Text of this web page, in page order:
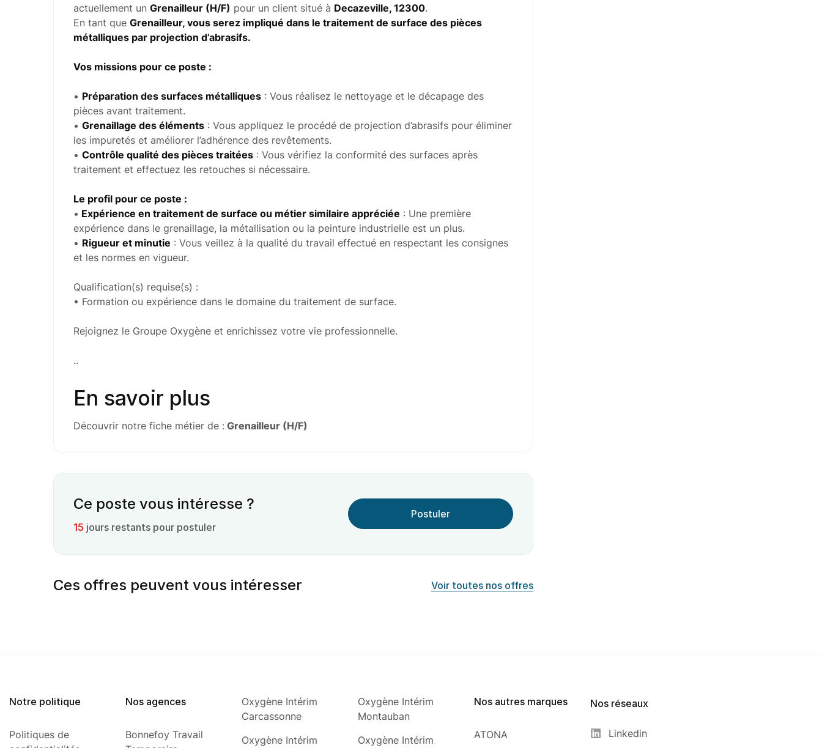
actuellement un Grenailleur (H/F) pour un client situé à Decazeville, 12300.
En tant que Grenailleur, vous serez impliqué dans le traitement de surface des pièces
métalliques par projection d’abrasifs.
Vos missions pour ce poste :
• Préparation des surfaces métalliques : Vous réalisez le nettoyage et le décapage des
pièces avant traitement.
• Grenaillage des éléments : Vous appliquez le procédé de projection d’abrasifs pour éliminer
les impuretés et améliorer l’adhérence des revêtements.
• Contrôle qualité des pièces traitées : Vous vérifiez la conformité des surfaces après
traitement et effectuez les retouches si nécessaire.
Le profil pour ce poste :
• Expérience en traitement de surface ou métier similaire appréciée : Une première
expérience dans le grenaillage, la métallisation ou la peinture industrielle est un plus.
• Rigueur et minutie : Vous veillez à la qualité du travail effectué en respectant les consignes
et les normes en vigueur.
Qualification(s) requise(s) :
• Formation ou expérience dans le domaine du traitement de surface.
Rejoignez le Groupe Oxygène et enrichissez votre vie professionnelle.
..
En savoir plus
Découvrir notre fiche métier de : Grenailleur (H/F)
Ce poste vous intéresse ?
15 jours restants pour postuler
Postuler
Ces offres peuvent vous intéresser Voir toutes nos offres
Notre politique
Politiques de
Nos agences
Bonnefoy Travail
Oxygène Intérim
Carcassonne
Oxygène Intérim
Oxygène Intérim
Montauban
Oxygène Intérim
Nos autres marques
ATONA
Nos réseaux
Linkedin